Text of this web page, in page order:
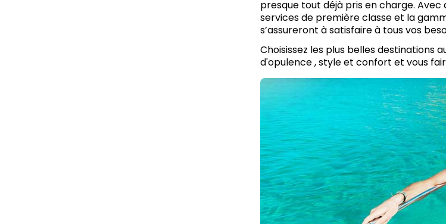
presque tout déjà pris en charge.
services de première classe et la
s’assureront à satisfaire à tous vos
Choisissez les plus belles destinations
d'opulence , style et confort et vous